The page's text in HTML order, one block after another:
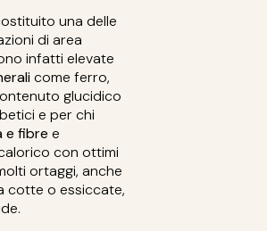
una delle
di area
infatti elevate
come ferro,
glucidico
e per chi
e fibre e
con ottimi
ortaggi, anche
cotte o essiccate,